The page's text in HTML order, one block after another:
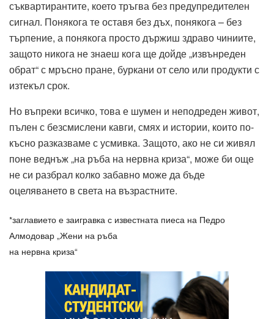
съквартирантите, което тръгва без предупредителен
сигнал. Понякога те оставя без дъх, понякога – без
търпение, а понякога просто държиш здраво чиниите,
защото никога не знаеш кога ще дойде „извънреден
обрат“ с мръсно пране, буркани от село или продукти с
изтекъл срок.
Но въпреки всичко, това е шумен и неподреден живот,
пълен с безсмислени кавги, смях и истории, които по-
късно разказваме с усмивка. Защото, ако не си живял
поне веднъж „на ръба на нервна криза“, може би още
не си разбрал колко забавно може да бъде
оцеляването в света на възрастните.
*заглавието е заигравка с известната пиеса на Педро
Алмодовар „Жени на ръба
на нервна криза“